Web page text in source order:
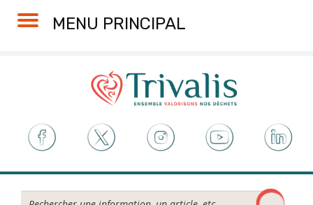
MENU PRINCIPAL
Rechercher...